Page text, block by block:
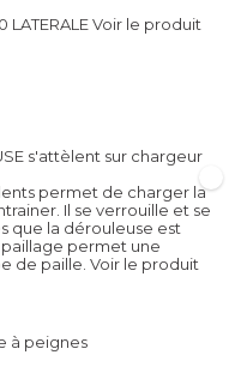
LATERALEVoir le produit
s'attèlent sur chargeur
permet de charger la
Il se verrouille et se
que la dérouleuse est
permet une
de paille. Voir le produit
à peignes